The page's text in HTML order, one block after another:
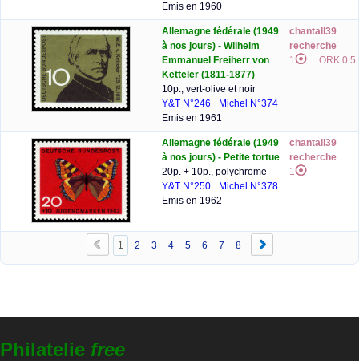
Emis en 1960
Allemagne fédérale (1949
à nos jours) - Wilhelm
Emmanuel Freiherr von
Ketteler (1811-1877)
10p., vert-olive et noir
Y&T N°246
Michel N°374
Emis en 1961
chantall39
recherche
1
ORK 0.5
Allemagne fédérale (1949
à nos jours) - Petite tortue
20p. + 10p., polychrome
Y&T N°250
Michel N°378
Emis en 1962
chantall39
recherche
1
1 2 3 4 5 6 7 8
Philatelie free